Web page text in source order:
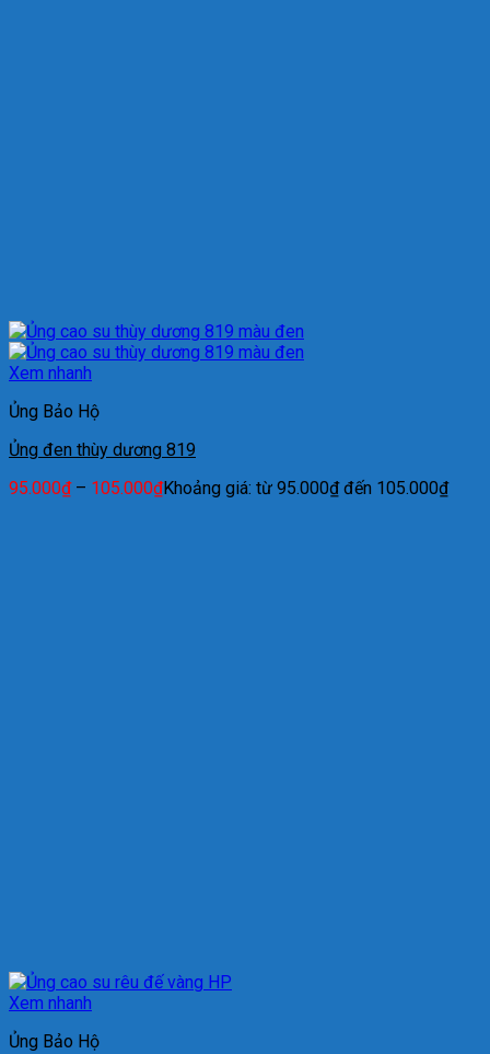
Xem nhanh
Ủng Bảo Hộ
Ủng đen thùy dương 819
95.000₫ – 105.000₫Khoảng giá: từ 95.000₫ đến 105.000₫
Xem nhanh
Ủng Bảo Hộ